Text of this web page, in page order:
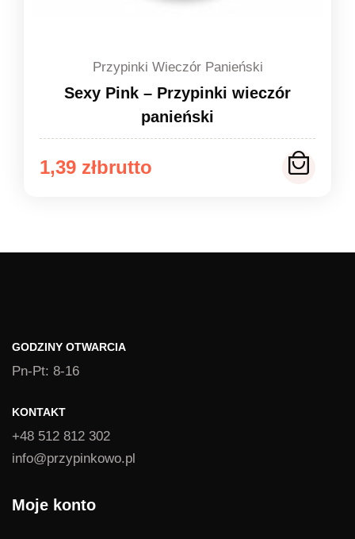
Przypinki Wieczór Panieński
Sexy Pink – Przypinki wieczór
panieński
1,39 zł
Zakres
1,39 zł
GODZINY OTWARCIA
Pn-Pt: 8-16
KONTAKT
+48 512 812 302
info@przypinkowo.pl
Moje konto